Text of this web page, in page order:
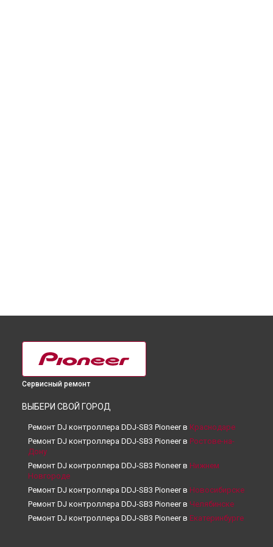
Сервисный ремонт
ВЫБЕРИ СВОЙ ГОРОД
Ремонт DJ контроллера DDJ-SB3 Pioneer в Краснодаре
Ремонт DJ контроллера DDJ-SB3 Pioneer в Ростове-на-
Дону
Ремонт DJ контроллера DDJ-SB3 Pioneer в Нижнем
Новгороде
Ремонт DJ контроллера DDJ-SB3 Pioneer в Новосибирске
Ремонт DJ контроллера DDJ-SB3 Pioneer в Челябинске
Ремонт DJ контроллера DDJ-SB3 Pioneer в Екатеринбурге